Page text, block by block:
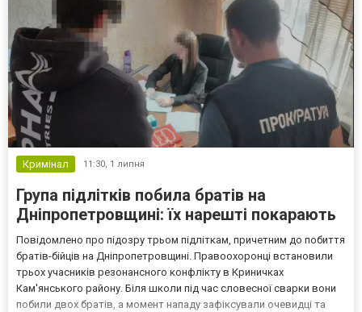
Кримінал 11:30, 1 липня
Група підлітків побила братів на
Дніпропетровщині: їх нарешті покарають
Повідомлено про підозру трьом підліткам, причетним до побиття
братів-бійців на Дніпропетровщині. Правоохоронці встановили
трьох учасників резонансного конфлікту в Криничках
Кам'янського району. Біля школи під час словесної сварки вони
побили двох братів, а момент нападу зафіксували очевидці та